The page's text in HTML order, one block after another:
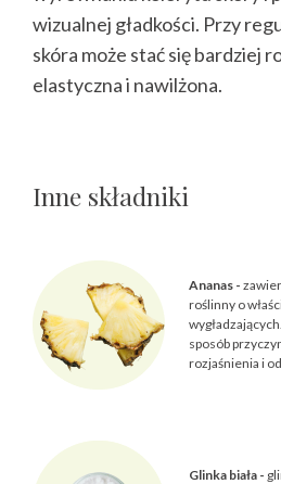
wizualnej gładkości. Przy
skóra może stać się bardziej
elastyczna i nawilżona.
Inne składniki
Ananas -
roślinny o
sposób
rozjaśnienia i
Glinka biała -